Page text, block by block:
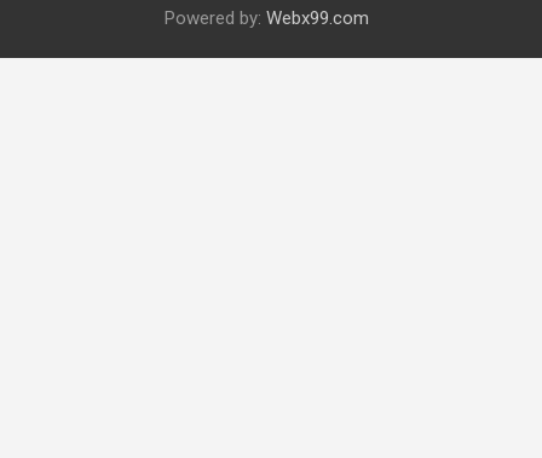
Powered by: Webx99.com